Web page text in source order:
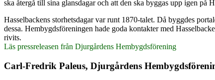
ska återgå till sina glansdagar och att den ska byggas upp igen på
Hasselbackens storhetsdagar var runt 1870-talet. Då byggdes
dessa. Hembygdsföreningen hade goda kontakter med
rivits.
Läs pressreleasen från Djurgårdens Hembygdsförening
Carl-Fredrik Paleus, Djurgårdens